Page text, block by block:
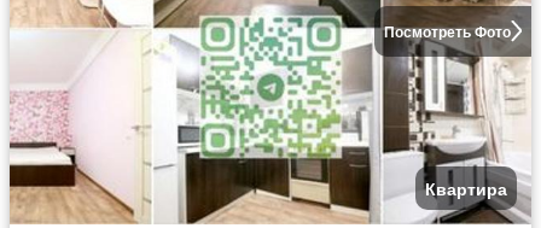
Посмотреть Фото
Квартира